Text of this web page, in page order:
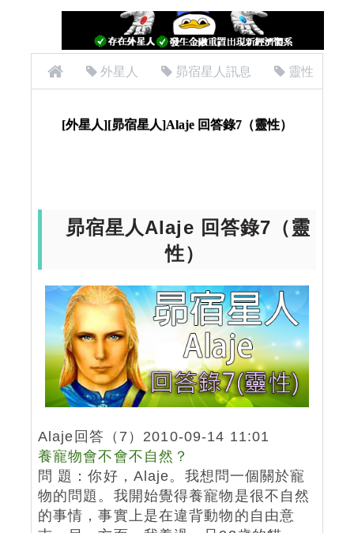
外星人 昴宿星人訊息 靈性
[外星人][昴宿星人]Alaje 回答錄7（靈性）
昴宿星人Alaje 回答錄7（靈
性）
Alaje回答（7）2010-09-14 11:01
養寵物會不會不自然？
問 題：你好，Alaje。我想問一個關於寵
物的問題。我開始覺得養寵物是很不自然
的事情，事實上是在違背動物的自由意